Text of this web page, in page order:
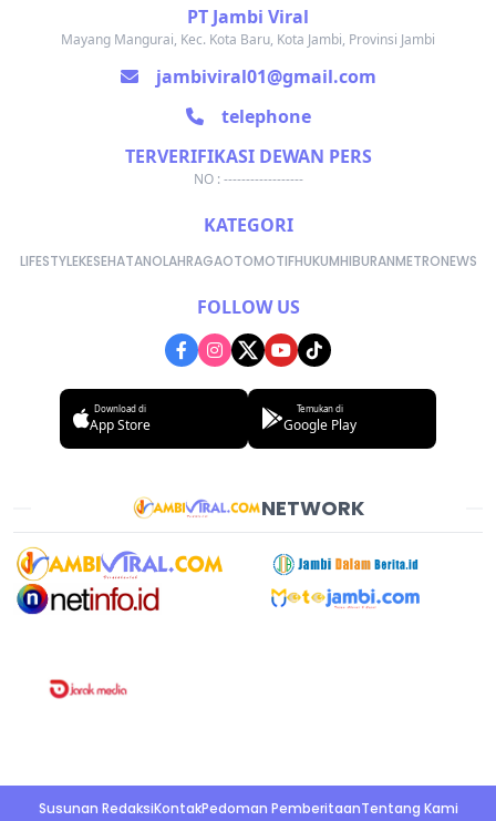
PT Jambi Viral
Mayang Mangurai, Kec. Kota Baru, Kota Jambi, Provinsi Jambi
jambiviral01@gmail.com
telephone
TERVERIFIKASI DEWAN PERS
NO : ------------------
KATEGORI
LIFESTYLEKESEHATANOLAHRAGAOTOMOTIFHUKUMHIBURANMETRONEWS
FOLLOW US
Download di
App Store
Temukan di
Google Play
NETWORK
Susunan RedaksiKontakPedoman PemberitaanTentang Kami